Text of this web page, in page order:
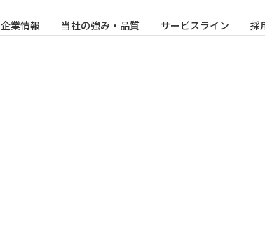
企業情報 当社の強み・品質 サービスライン 採